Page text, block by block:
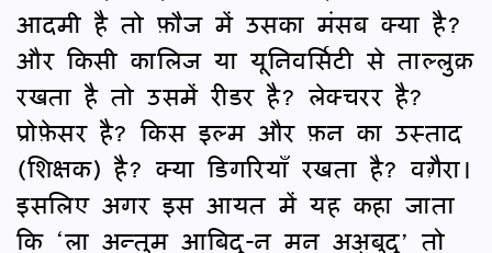
आदमी है तो फ़ौज में उसका मंसब क्या है?
और किसी कालिज या यूनिवर्सिटी से ताल्लुक़
रखता है तो उसमें रीडर है? लेक्चरर है?
प्रोफ़ेसर है? किस इल्म और फ़न का उस्ताद
(शिक्षक) है? क्या डिगरियाँ रखता है? वग़ैरा।
इसलिए अगर इस आयत में यह कहा जाता
कि ‘ला अन्तुम आबिदू-न मन अअ्बुदु’ तो